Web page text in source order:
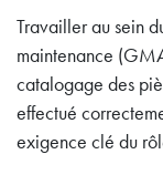
Travailler au sein
maintenance
catalogage des
effectué
exigence clé du